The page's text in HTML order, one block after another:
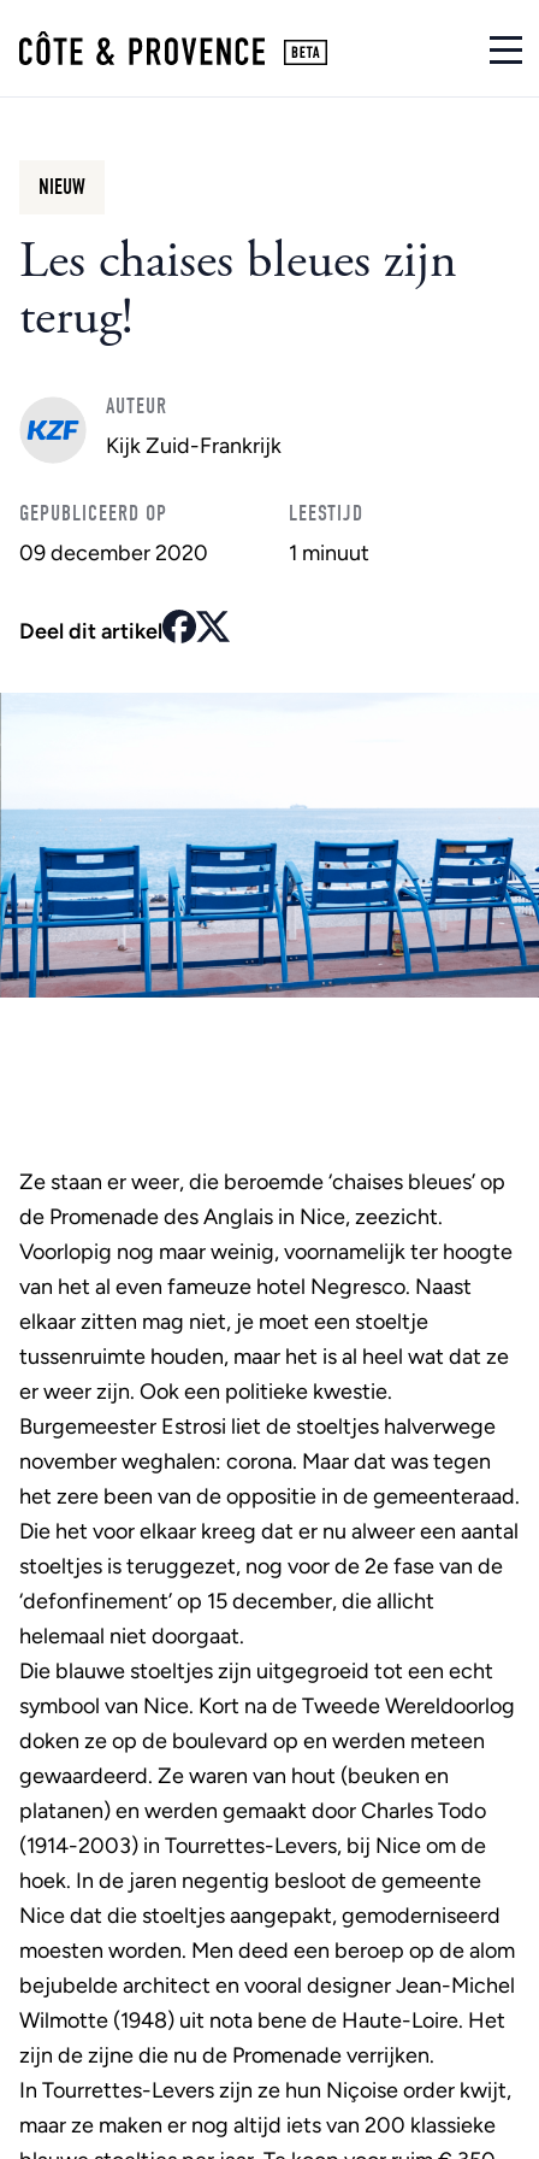
Les chaises bleues zijn
terug!
NIEUW
AUTEUR
Kijk Zuid-Frankrijk
GEPUBLICEERD OP
09 december 2020
LEESTIJD
1 minuut
Deel dit artikel
Ze staan er weer, die beroemde ‘chaises bleues’ op
de Promenade des Anglais in Nice, zeezicht.
Voorlopig nog maar weinig, voornamelijk ter hoogte
van het al even fameuze hotel Negresco. Naast
elkaar zitten mag niet, je moet een stoeltje
tussenruimte houden, maar het is al heel wat dat ze
er weer zijn. Ook een politieke kwestie.
Burgemeester Estrosi liet de stoeltjes halverwege
november weghalen: corona. Maar dat was tegen
het zere been van de oppositie in de gemeenteraad.
Die het voor elkaar kreeg dat er nu alweer een aantal
stoeltjes is teruggezet, nog voor de 2e fase van de
‘defonfinement’ op 15 december, die allicht
helemaal niet doorgaat.
Die blauwe stoeltjes zijn uitgegroeid tot een echt
symbool van Nice. Kort na de Tweede Wereldoorlog
doken ze op de boulevard op en werden meteen
gewaardeerd. Ze waren van hout (beuken en
platanen) en werden gemaakt door Charles Todo
(1914-2003) in Tourrettes-Levers, bij Nice om de
hoek. In de jaren negentig besloot de gemeente
Nice dat die stoeltjes aangepakt, gemoderniseerd
moesten worden. Men deed een beroep op de alom
bejubelde architect en vooral designer Jean-Michel
Wilmotte (1948) uit nota bene de Haute-Loire. Het
zijn de zijne die nu de Promenade verrijken.
In Tourrettes-Levers zijn ze hun Niçoise order kwijt,
maar ze maken er nog altijd iets van 200 klassieke